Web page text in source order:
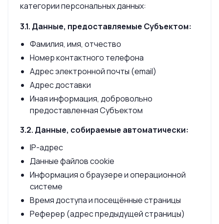
категории персональных данных:
3.1. Данные, предоставляемые Субъектом:
Фамилия, имя, отчество
Номер контактного телефона
Адрес электронной почты (email)
Адрес доставки
Иная информация, добровольно
предоставленная Субъектом
3.2. Данные, собираемые автоматически:
IP-адрес
Данные файлов cookie
Информация о браузере и операционной
системе
Время доступа и посещённые страницы
Реферер (адрес предыдущей страницы)